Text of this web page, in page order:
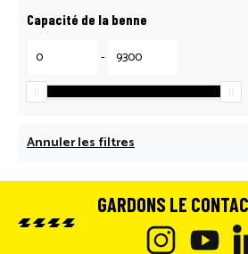
Capacité de la benne
-
Annuler les filtres
GARDONS LE